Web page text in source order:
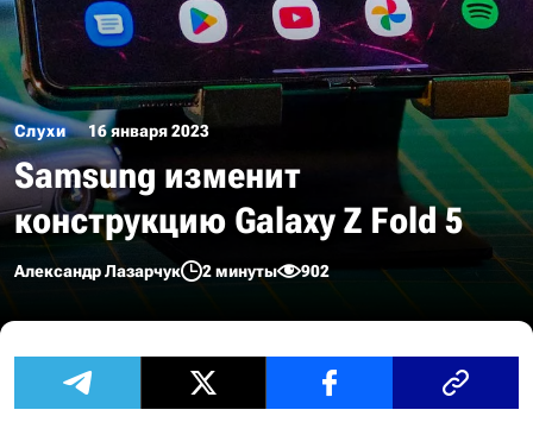
Слухи 16 января 2023
Samsung изменит
конструкцию Galaxy Z Fold 5
Александр Лазарчук 2 минуты 902